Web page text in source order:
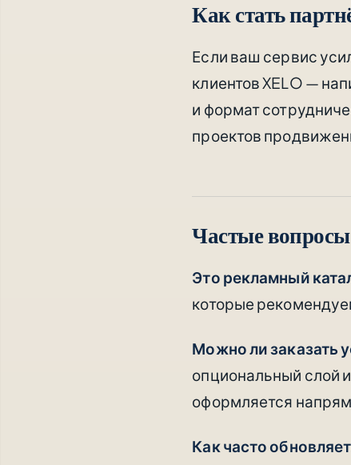
Как стать
Если ваш сервис
клиентов XELO —
и формат
проектов
Частые вопросы
Это рекламный
которые
Можно ли заказать
опциональный слой
оформляется
Как часто